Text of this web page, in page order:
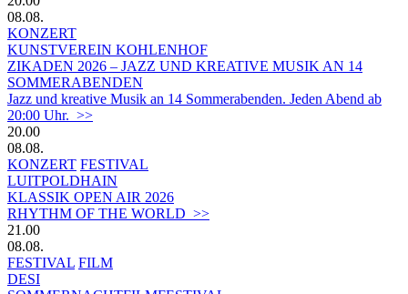
08.08.
KONZERT
KUNSTVEREIN KOHLENHOF
ZIKADEN 2026 – JAZZ UND KREATIVE MUSIK AN 14
SOMMERABENDEN
Jazz und kreative Musik an 14 Sommerabenden. Jeden Abend ab
20:00 Uhr. >>
20.00
08.08.
KONZERT FESTIVAL
LUITPOLDHAIN
KLASSIK OPEN AIR 2026
RHYTHM OF THE WORLD >>
21.00
08.08.
FESTIVAL FILM
DESI